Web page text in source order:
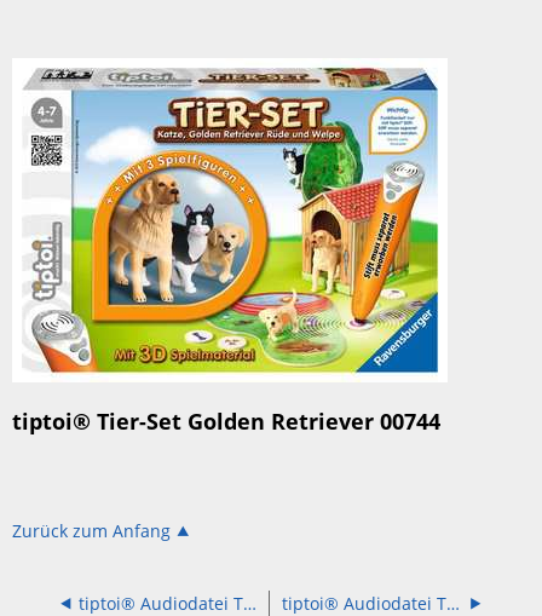
tiptoi® Tier-Set Golden Retriever 00744
Zurück zum Anfang
tiptoi® Audiodatei Tier-Set Falabella 00742 tiptoi® Audiodatei Tier-Set Im Zeitalter der Dinosaurier 00746